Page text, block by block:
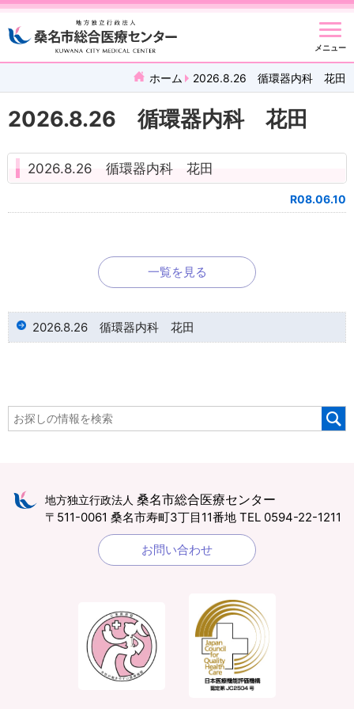
メニュー
ホーム 2026.8.26 循環器内科 花田
2026.8.26 循環器内科 花田
2026.8.26 循環器内科 花田
R08.06.10
一覧を見る
2026.8.26 循環器内科 花田
地方独立行政法人 桑名市総合医療センター
〒511-0061 桑名市寿町3丁目11番地 TEL 0594-22-1211
お問い合わせ